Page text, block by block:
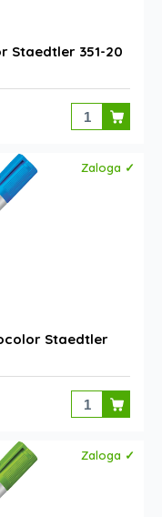
Staedtler 351-20
Zaloga ✓
Staedtler
Zaloga ✓